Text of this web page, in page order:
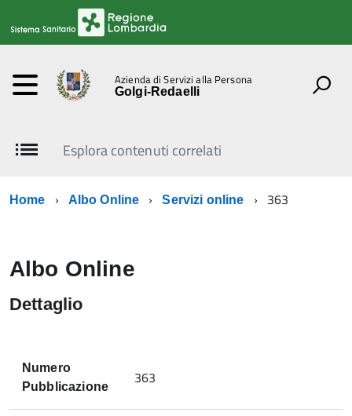
Azienda di Servizi alla Persona
Golgi-Redaelli
Esplora contenuti correlati
Home Albo Online Servizi online 363
Albo Online
Dettaglio
Numero
Pubblicazione
363